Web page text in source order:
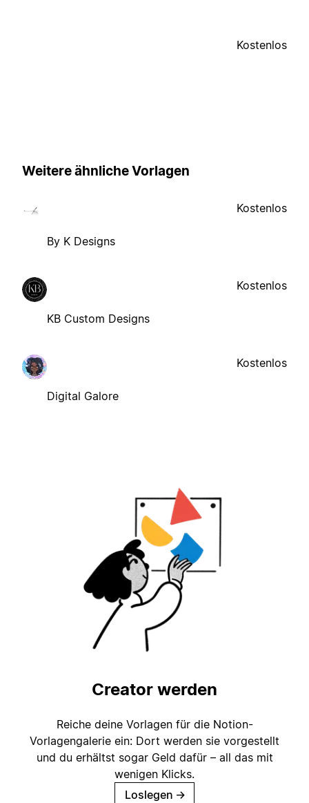
Kostenlos
Weitere ähnliche Vorlagen
By K Designs
Kostenlos
KB Custom Designs
Kostenlos
Digital Galore
Kostenlos
Creator werden
Reiche deine Vorlagen für die Notion-
Vorlagengalerie ein: Dort werden sie vorgestellt
und du erhältst sogar Geld dafür – all das mit
wenigen Klicks.
Loslegen →